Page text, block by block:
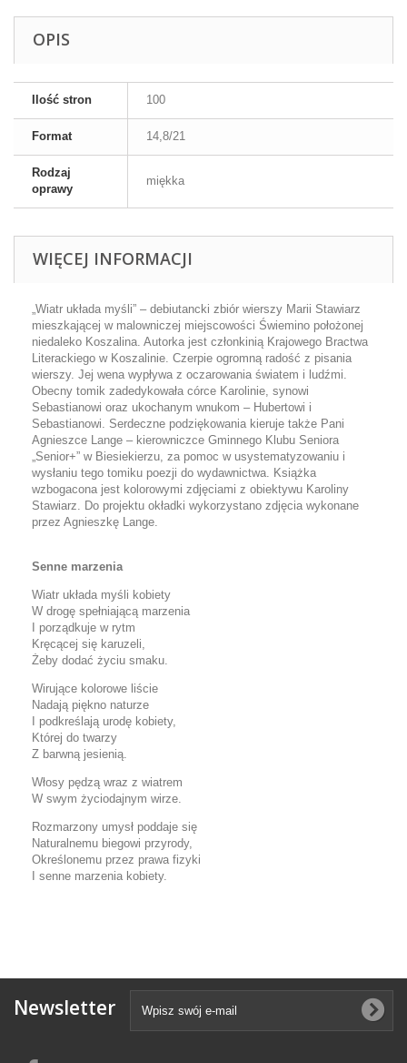
OPIS
Ilość stron 100
Format 14,8/21
Rodzaj
oprawy
miękka
WIĘCEJ INFORMACJI
„Wiatr układa myśli” – debiutancki zbiór wierszy Marii Stawiarz
mieszkającej w malowniczej miejscowości Świemino położonej
niedaleko Koszalina. Autorka jest członkinią Krajowego Bractwa
Literackiego w Koszalinie. Czerpie ogromną radość z pisania
wierszy. Jej wena wypływa z oczarowania światem i ludźmi.
Obecny tomik zadedykowała córce Karolinie, synowi
Sebastianowi oraz ukochanym wnukom – Hubertowi i
Sebastianowi. Serdeczne podziękowania kieruje także Pani
Agnieszce Lange – kierowniczce Gminnego Klubu Seniora
„Senior+” w Biesiekierzu, za pomoc w usystematyzowaniu i
wysłaniu tego tomiku poezji do wydawnictwa. Książka
wzbogacona jest kolorowymi zdjęciami z obiektywu Karoliny
Stawiarz. Do projektu okładki wykorzystano zdjęcia wykonane
przez Agnieszkę Lange.
Senne marzenia
Wiatr układa myśli kobiety
W drogę spełniającą marzenia
I porządkuje w rytm
Kręcącej się karuzeli,
Żeby dodać życiu smaku.
Wirujące kolorowe liście
Nadają piękno naturze
I podkreślają urodę kobiety,
Której do twarzy
Z barwną jesienią.
Włosy pędzą wraz z wiatrem
W swym życiodajnym wirze.
Rozmarzony umysł poddaje się
Naturalnemu biegowi przyrody,
Określonemu przez prawa fizyki
I senne marzenia kobiety.
Newsletter